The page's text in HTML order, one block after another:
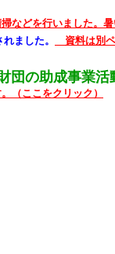
などを行いました。
ました。
資料は別
団の助成事業活
ここをクリック）